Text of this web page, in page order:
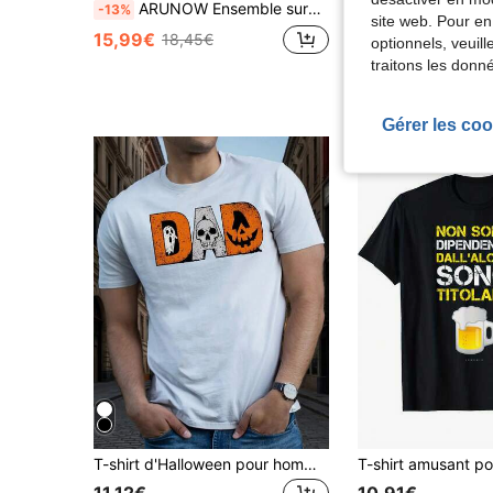
-13% ARUNOW Ensemble survêtement pour homme - T-shirt à manches courtes et short de survêtement, tenue de sport
15,99€ 18,45€ 12,14€
T-shirt d'Halloween pour hommes avec motif de papa - design squelette effrayant et citrouille, tissu tricoté léger, t-shirt col rond pour cadeaux de fête des pères, soirées d'Halloween, tenue décontractée - chemise noire ou blanche, vêtements d'Halloween, vêtements de fête, t-shirt à motif festif, chemise confortable, tenue de voyage, design ludique, matériau respirant, Top original, idées cadeaux
site web. Pour
optionnels,
traitons les
Gérer les